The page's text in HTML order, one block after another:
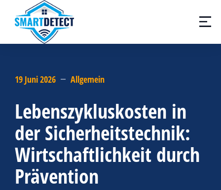
19 Juni 2026 Allgemein
Lebenszykluskosten in
der Sicherheitstechnik:
Wirtschaftlichkeit durch
Prävention